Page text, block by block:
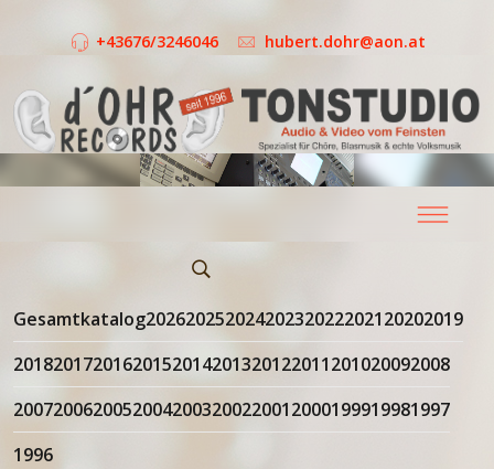
+43676/3246046 hubert.dohr@aon.at
Gesamtkatalog20262025202420232022202120202019
20182017201620152014201320122011201020092008
20072006200520042003200220012000199919981997
1996